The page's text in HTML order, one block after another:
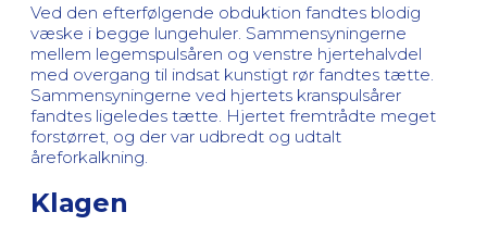
Ved den efterfølgende obduktion fandtes blodig
væske i begge lungehuler. Sammensyningerne
mellem legemspulsåren og venstre hjertehalvdel
med overgang til indsat kunstigt rør fandtes tætte.
Sammensyningerne ved hjertets kranspulsårer
fandtes ligeledes tætte. Hjertet fremtrådte meget
forstørret, og der var udbredt og udtalt
åreforkalkning.
Klagen